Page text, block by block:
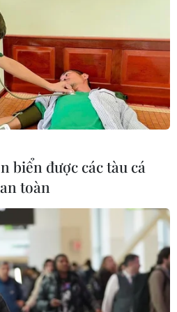
Indonesia
Việt
trên truyền
Á "dậy
chỉ ra lý do
tuyển Việt
biển được các tàu cá
toàn